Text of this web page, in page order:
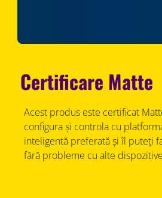
Certificare Matte
Acest produs este certificat
configura și controla cu
inteligentă preferată și îl puteți
fără probleme cu alte